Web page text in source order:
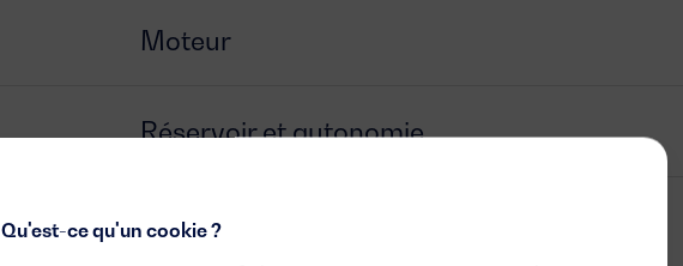
Qu'est-ce qu'un cookie ?
Moteur
Réservoir et autonomie
Alternateur